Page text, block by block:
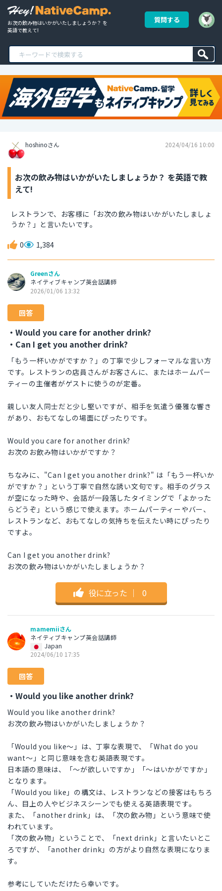
お次の飲み物はいかがいたしましょうか？ を
英語で教えて!
質問する
hoshinoさん 2024/04/16 10:00
お次の飲み物はいかがいたしましょうか？ を英語で教
えて!
レストランで、お客様に「お次の飲み物はいかがいたしましょ
うか？」と言いたいです。
0 1,384
Greenさん
ネイティブキャンプ英会話講師
2026/01/06 13:32
回答
・Would you care for another drink?
・Can I get you another drink?
「もう一杯いかがですか？」の丁寧で少しフォーマルな言い方
です。レストランの店員さんがお客さんに、またはホームパー
ティーの主催者がゲストに使うのが定番。
親しい友人同士だと少し堅いですが、相手を気遣う優雅な響き
があり、おもてなしの場面にぴったりです。
Would you care for another drink?
お次のお飲み物はいかがですか？
ちなみに、"Can I get you another drink?" は「もう一杯いか
がですか？」という丁寧で自然な誘い文句です。相手のグラス
が空になった時や、会話が一段落したタイミングで「よかった
らどうぞ」という感じで使えます。ホームパーティーやバー、
レストランなど、おもてなしの気持ちを伝えたい時にぴったり
ですよ。
Can I get you another drink?
お次の飲み物はいかがいたしましょうか？
役に立った ｜ 0
mamemiiさん
ネイティブキャンプ英会話講師
Japan
2024/06/10 17:35
回答
・Would you like another drink?
Would you like another drink?
お次の飲み物はいかがいたしましょうか？
「Would you like〜」は、丁寧な表現で、「What do you
want〜」と同じ意味を含む英語表現です。
日本語の意味は、「〜が欲しいですか」「〜はいかがですか」
となります。
「Would you like」の構文は、レストランなどの接客はもちろ
ん、目上の人やビジネスシーンでも使える英語表現です。
また、「another drink」は、「次の飲み物」という意味で使
われています。
「次の飲み物」ということで、「next drink」と言いたいとこ
ろですが、「another drink」の方がより自然な表現になりま
す。
参考にしていただけたら幸いです。